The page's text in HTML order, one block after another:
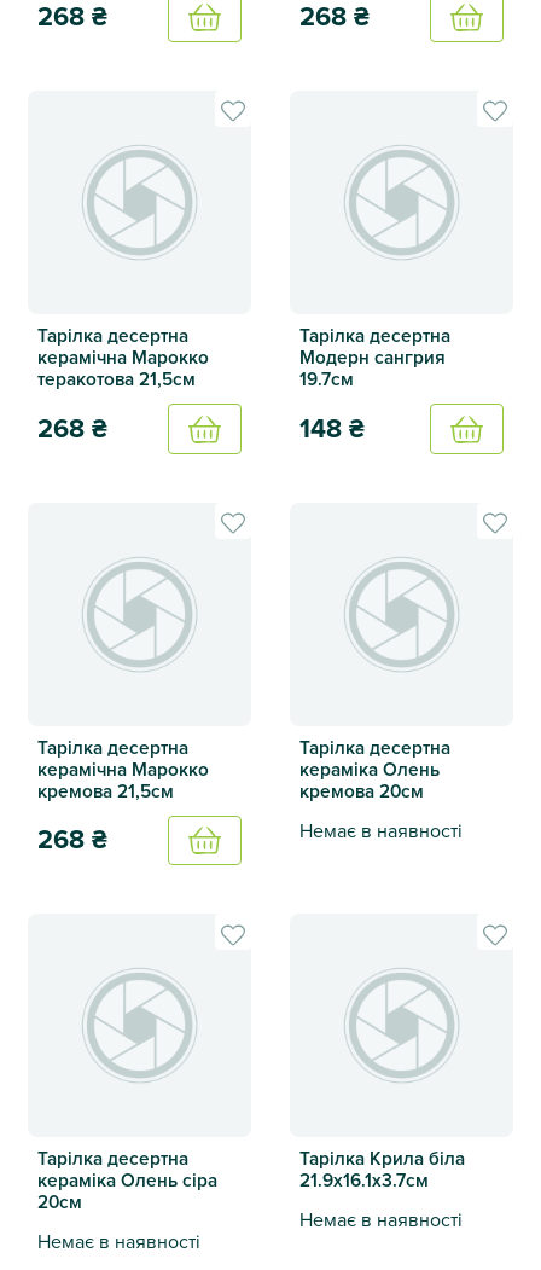
268₴
Купить
268₴
Купить
Тарілка десертна
керамічна Марокко
теракотова 21,5см
268₴
Купить
Тарілка десертна
Модерн сангрия
19.7см
148₴
Купить
Тарілка десертна
керамічна Марокко
кремова 21,5см
268₴
Купить
Тарілка десертна
кераміка Олень
кремова 20см
Немає в наявності
Тарілка десертна
кераміка Олень сіра
20см
Немає в наявності
Тарілка Крила біла
21.9х16.1х3.7см
Немає в наявності